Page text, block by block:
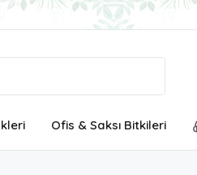
Ofis & Saksı Bitkileri